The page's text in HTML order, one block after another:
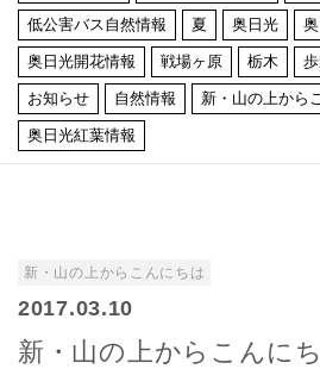
低公害バス自然情報 夏 奥日光
奥日光開花情報 戦場ヶ原 栃木
お知らせ 自然情報 新・山の上から
奥日光紅葉情報
新・山の上からこんにちは
2017.03.10
新・山の上からこんに